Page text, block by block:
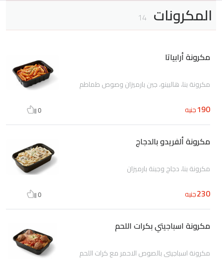
المكرونات 14
مكرونة أرابياتا
مكرونة بنا، هالبينو، جبن بارميزان وصوص طماطم
190جنيه 0
مكرونة ألفريدو بالدجاج
مكرونة بنا، دجاج وجبنة بارميزان
230جنيه 0
مكرونة اسباجيتي بكرات اللحم
مكرونة اسباجيتي بالصوص الاحمر مع كرات اللحم